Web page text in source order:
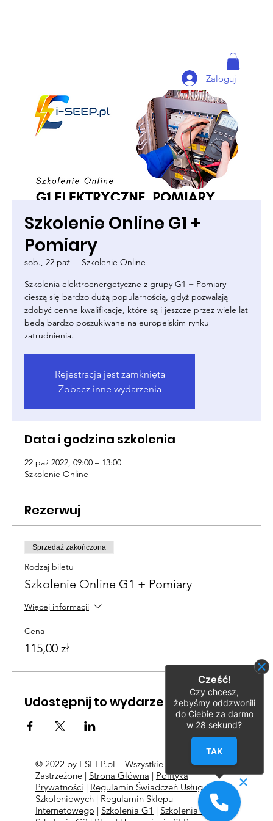
Zaloguj
Szkolenie Online G1 +
Pomiary
sob., 22 paź
  |
Szkolenie Online
Szkolenia elektroenergetyczne z grupy G1 + Pomiary
cieszą się bardzo dużą popularnością, gdyż pozwalają
zdobyć cenne kwalifikacje, które są i jeszcze przez wiele lat
będą bardzo poszukiwane na europejskim rynku
zatrudnienia.
Rejestracja jest zamknięta
Zobacz inne wydarzenia
Data i godzina szkolenia
22 paź 2022, 09:00 – 13:00
Szkolenie Online
Rezerwuj
Sprzedaż zakończona
Rodzaj biletu
Szkolenie Online G1 + Pomiary
Więcej informacji
Cena
115,00 zł
Udostępnij to wydarzenie
© 2022 by I-SEEP.pl
Wszystkie Prawa
Zastrzeżone | Strona Główna | Polityka
Prywatności | Regulamin Świadczeń Usług
Szkoleniowych| Regulamin Sklepu
Internetowego | Szkolenia G1 | Szkolenia G2
l
Cześć!
Czy chcesz,
żebyśmy oddzwonili
do Ciebie za darmo
w 28 sekund?
TAK